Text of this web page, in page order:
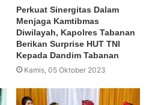
Perkuat Sinergitas Dalam
Menjaga Kamtibmas
Diwilayah, Kapolres Tabanan
Berikan Surprise HUT TNI
Kepada Dandim Tabanan
Kamis, 05 Oktober 2023